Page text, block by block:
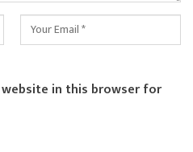
website in this browser for